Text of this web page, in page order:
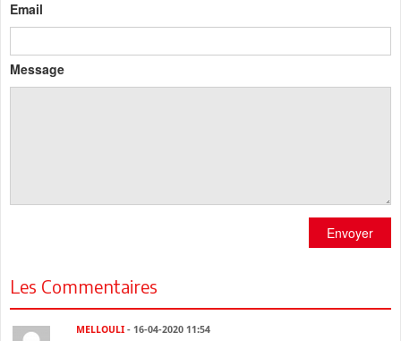
Email
Message
Envoyer
Les Commentaires
MELLOULI- 16-04-2020 11:54